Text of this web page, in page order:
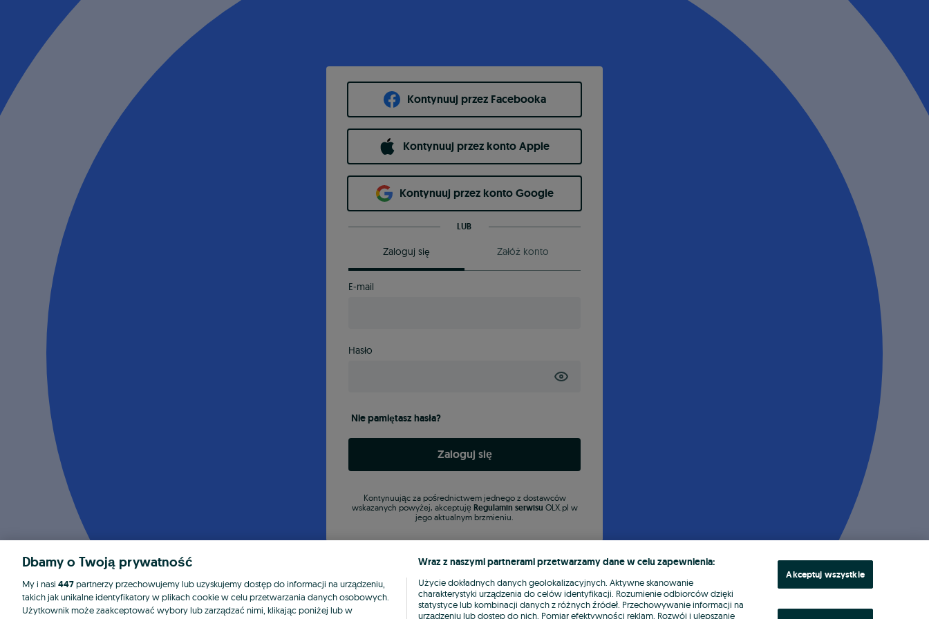
Kontynuuj przez Facebooka
Kontynuuj przez konto Apple
Kontynuuj przez konto Google
LUB
Zaloguj się Załóż konto
E-mail
Hasło
Nie pamiętasz hasła?
Zaloguj się
Kontynuując za pośrednictwem jednego z dostawców
wskazanych powyżej, akceptuję Regulamin serwisu OLX.pl w
jego aktualnym brzmieniu.
Dbamy o Twoją prywatność
My i nasi 447partnerzy przechowujemy lub uzyskujemy dostęp do informacji na urządzeniu,
takich jak unikalne identyfikatory w plikach cookie w celu przetwarzania danych osobowych.
Użytkownik może zaakceptować wybory lub zarządzać nimi, klikając poniżej lub w
Wraz z naszymi partnerami przetwarzamy dane w celu zapewnienia:
Użycie dokładnych danych geolokalizacyjnych. Aktywne skanowanie
charakterystyki urządzenia do celów identyfikacji. Rozumienie odbiorców dzięki
statystyce lub kombinacji danych z różnych źródeł. Przechowywanie informacji na
urządzeniu lub dostęp do nich. Pomiar efektywności reklam. Rozwój i ulepszanie
Akceptuj wszystkie